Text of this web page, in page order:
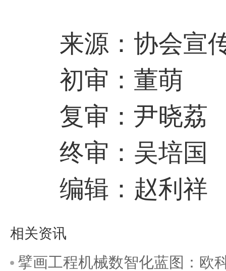
来源：协会宣
初审：董萌
复审：尹晓荔
终审：吴培国
编辑：赵利祥
相关资讯
擘画工程机械数智化蓝图：欧